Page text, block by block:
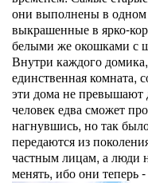
они выполнены в
выкрашенные в ярко-
белыми же окошками с
Внутри каждого
единственная комната,
эти дома не превышают
человек едва сможет
нагнувшись, но так
передаются из
частным лицам, а люди
менять, ибо они теперь